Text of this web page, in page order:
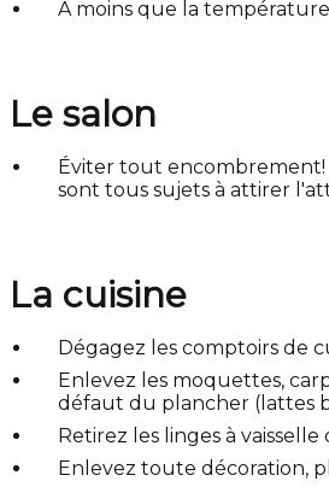
À moins que la
Le salon
Éviter tout encombrement!
sont tous sujets à attirer
La cuisine
Dégagez les comptoirs de
Enlevez les moquettes,
défaut du plancher (lattes
Retirez les linges à
Enlevez toute décoration,